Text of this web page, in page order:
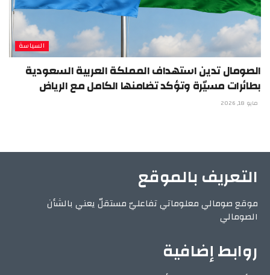
السياسة
الصومال تدين استهداف المملكة العربية السعودية
بطائرات مسيّرة وتؤكد تضامنها الكامل مع الرياض
مايو 18, 2026
التعريف بالموقع
موقع صومالي معلوماتي تفاعليّ مستقلّ يعني بالشأن
الصومالي
روابط إضافية